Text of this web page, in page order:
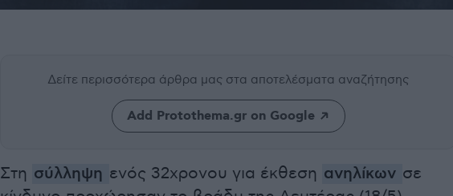
Δείτε περισσότερα άρθρα μας στα αποτελέσματα αναζήτησης
Add Protothema.gr on Google
Στη σύλληψη ενός 32χρονου για έκθεση ανηλίκων σε